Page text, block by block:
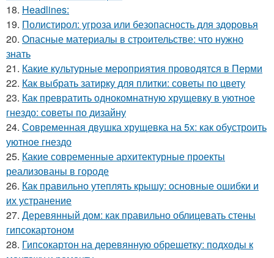
18. Headlines:
19. Полистирол: угроза или безопасность для здоровья
20. Опасные материалы в строительстве: что нужно
знать
21. Какие культурные мероприятия проводятся в Перми
22. Как выбрать затирку для плитки: советы по цвету
23. Как превратить однокомнатную хрущевку в уютное
гнездо: советы по дизайну
24. Современная двушка хрущевка на 5х: как обустроить
уютное гнездо
25. Какие современные архитектурные проекты
реализованы в городе
26. Как правильно утеплять крышу: основные ошибки и
их устранение
27. Деревянный дом: как правильно облицевать стены
гипсокартоном
28. Гипсокартон на деревянную обрешетку: подходы к